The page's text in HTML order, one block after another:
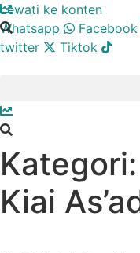
Lewati ke konten
Whatsapp
Facebook
twitter
Tiktok
Kiai